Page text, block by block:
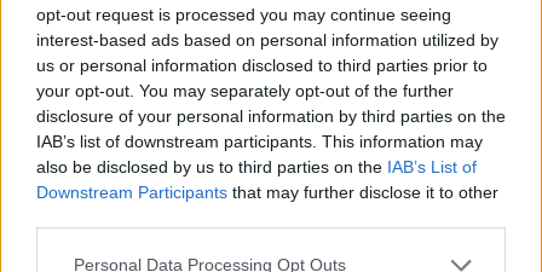
opt-out request is processed you may continue seeing
interest-based ads based on personal information utilized by
us or personal information disclosed to third parties prior to
your opt-out. You may separately opt-out of the further
disclosure of your personal information by third parties on the
IAB’s list of downstream participants. This information may
also be disclosed by us to third parties on the IAB’s List of
Downstream Participants that may further disclose it to other
Personal Data Processing Opt Outs
ΣΥΜΠΤΩΜΑΤΟΛΟΓΙΑ
Δυσκολεύεστε να παρκάρετε; Πότε
μπορεί να είναι σύμπτωμα άνοιας –
Εμφανίζεται πριν την απώλεια μνήμης